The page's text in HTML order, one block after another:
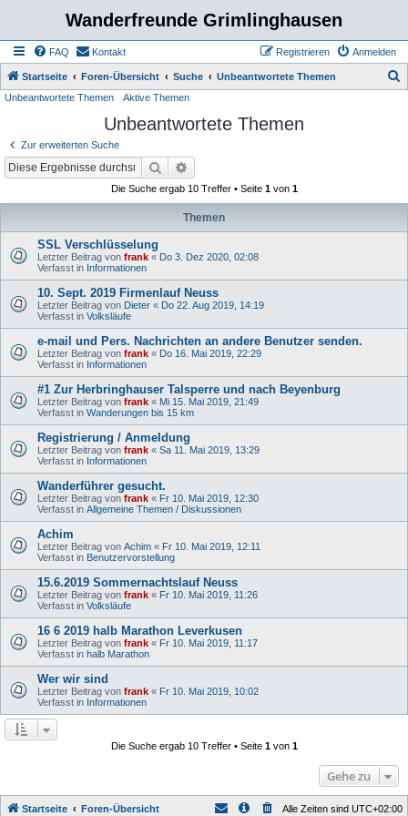
Wanderfreunde Grimlinghausen
FAQ Kontakt Anmelden
Registrieren
Startseite Foren-Übersicht Suche Unbeantwortete Themen
Unbeantwortete Themen Aktive Themen
Unbeantwortete Themen
Zur erweiterten Suche
Suche
Die Suche ergab 10 Treffer • Seite 1von 1
Themen
SSL Verschlüsselung
Letzter Beitrag von frank « Do 3. Dez 2020, 02:08
Verfasst in Informationen
10. Sept. 2019 Firmenlauf Neuss
Letzter Beitrag von Dieter « Do 22. Aug 2019, 14:19
Verfasst in Volksläufe
e-mail und Pers. Nachrichten an andere Benutzer senden.
Letzter Beitrag von frank « Do 16. Mai 2019, 22:29
Verfasst in Informationen
#1 Zur Herbringhauser Talsperre und nach Beyenburg
Letzter Beitrag von frank « Mi 15. Mai 2019, 21:49
Verfasst in Wanderungen bis 15 km
Registrierung / Anmeldung
Letzter Beitrag von frank « Sa 11. Mai 2019, 13:29
Verfasst in Informationen
Wanderführer gesucht.
Letzter Beitrag von frank « Fr 10. Mai 2019, 12:30
Verfasst in Allgemeine Themen / Diskussionen
Achim
Letzter Beitrag von Achim « Fr 10. Mai 2019, 12:11
Verfasst in Benutzervorstellung
15.6.2019 Sommernachtslauf Neuss
Letzter Beitrag von frank « Fr 10. Mai 2019, 11:26
Verfasst in Volksläufe
16 6 2019 halb Marathon Leverkusen
Letzter Beitrag von frank « Fr 10. Mai 2019, 11:17
Verfasst in halb Marathon
Wer wir sind
Letzter Beitrag von frank « Fr 10. Mai 2019, 10:02
Verfasst in Informationen
Die Suche ergab 10 Treffer • Seite 1von 1
Gehe zu
Startseite Foren-Übersicht Alle Zeiten sind UTC+02:00